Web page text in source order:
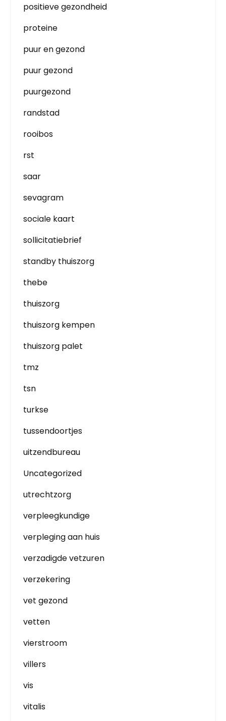
positieve gezondheid
proteine
puur en gezond
puur gezond
puurgezond
randstad
rooibos
rst
saar
sevagram
sociale kaart
sollicitatiebrief
standby thuiszorg
thebe
thuiszorg
thuiszorg kempen
thuiszorg palet
tmz
tsn
turkse
tussendoortjes
uitzendbureau
Uncategorized
utrechtzorg
verpleegkundige
verpleging aan huis
verzadigde vetzuren
verzekering
vet gezond
vetten
vierstroom
villers
vis
vitalis